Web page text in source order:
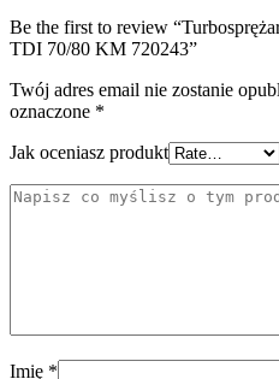
Be the first to review
TDI 70/80 KM 720243”
Twój adres email nie zostanie
oznaczone *
Jak oceniasz produkt
Imię *